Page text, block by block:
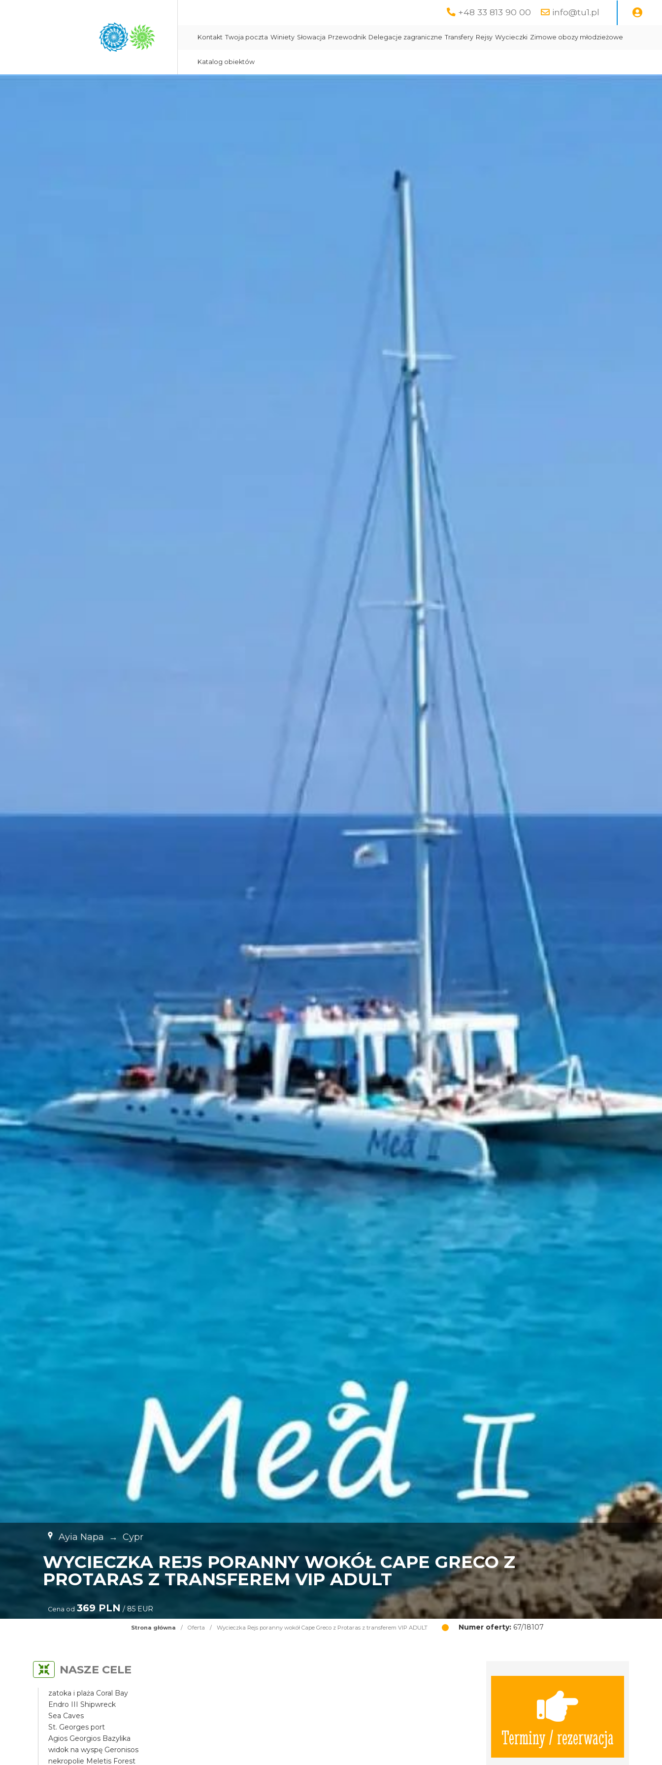
+48 33 813 90 00 info@tu1.pl
Kontakt Twoja poczta Winiety Słowacja Przewodnik Delegacje zagraniczne Transfery Rejsy Wycieczki Zimowe obozy młodzieżowe
Katalog obiektów
Ayia Napa → Cypr
WYCIECZKA REJS PORANNY WOKÓŁ CAPE GRECO Z
PROTARAS Z TRANSFEREM VIP ADULT
Cena od 369 PLN / 85 EUR
Strona główna / Oferta / Wycieczka Rejs poranny wokół Cape Greco z Protaras z transferem VIP ADULT Numer oferty:67/18107
Terminy / rezerwacja
NASZE CELE
zatoka i plaża Coral Bay
Endro III Shipwreck
Sea Caves
St. Georges port
Agios Georgios Bazylika
widok na wyspę Geronisos
nekropolie Meletis Forest